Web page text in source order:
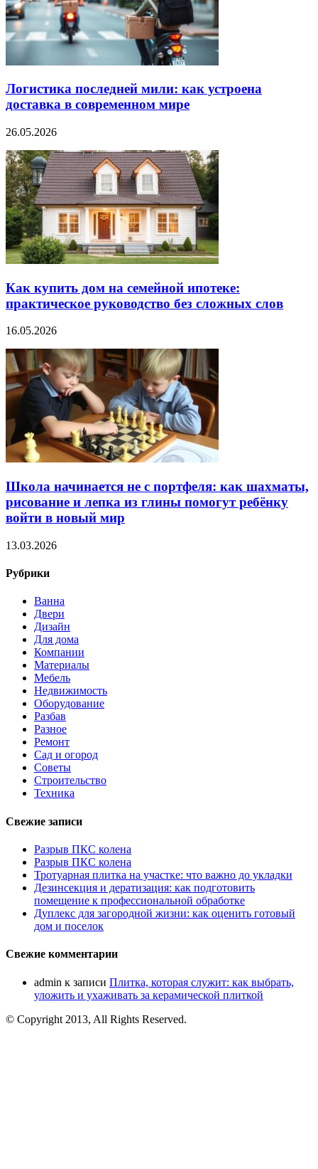
Логистика последней мили: как устроена
доставка в современном мире
26.05.2026
Как купить дом на семейной ипотеке:
практическое руководство без сложных слов
16.05.2026
Школа начинается не с портфеля: как шахматы,
рисование и лепка из глины помогут ребёнку
войти в новый мир
13.03.2026
Рубрики
Ванна
Двери
Дизайн
Для дома
Компании
Материалы
Мебель
Недвижимость
Оборудование
Разбав
Разное
Ремонт
Сад и огород
Советы
Строительство
Техника
Свежие записи
Разрыв ПКС колена
Разрыв ПКС колена
Тротуарная плитка на участке: что важно до укладки
Дезинсекция и дератизация: как подготовить
помещение к профессиональной обработке
Дуплекс для загородной жизни: как оценить готовый
дом и поселок
Свежие комментарии
admin к записи Плитка, которая служит: как выбрать,
уложить и ухаживать за керамической плиткой
© Copyright 2013, All Rights Reserved.